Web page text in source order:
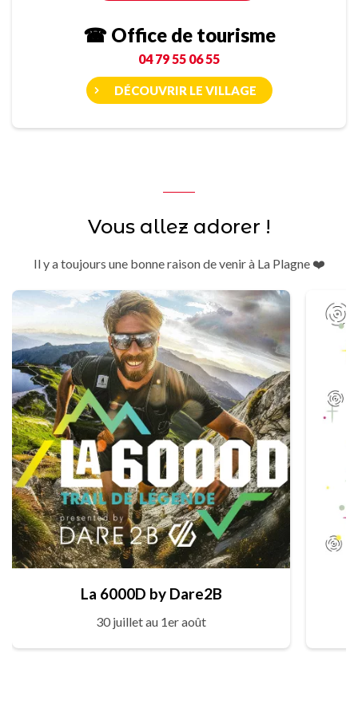
☎ Office de tourisme
04 79 55 06 55
DÉCOUVRIR LE VILLAGE
Vous allez adorer !
Il y a toujours une bonne raison de venir à La Plagne ❤️
La 6000D by Dare2B
30 juillet au 1er août